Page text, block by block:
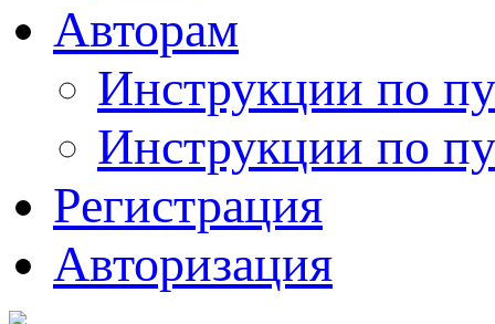
Авторам
Инструкции по
Инструкции по
Регистрация
Авторизация